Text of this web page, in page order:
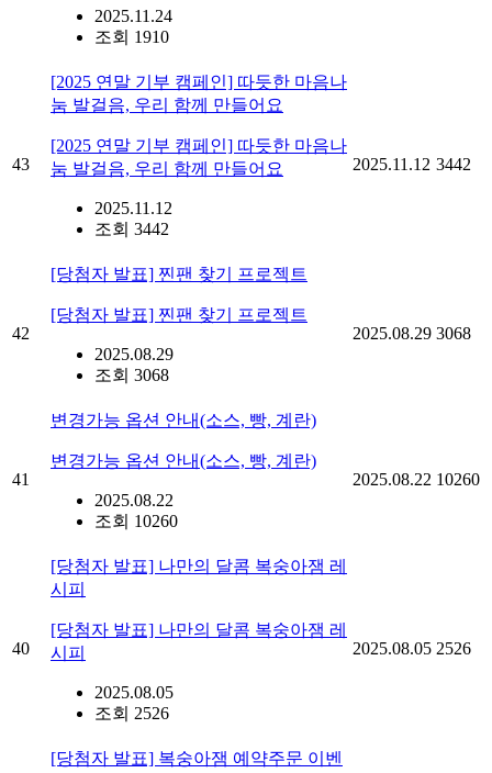
2025.11.24
조회 1910
43
[2025 연말 기부 캠페인] 따듯한 마음나
눔 발걸음, 우리 함께 만들어요
[2025 연말 기부 캠페인] 따듯한 마음나
눔 발걸음, 우리 함께 만들어요
2025.11.12
조회 3442
2025.11.12 3442
42
[당첨자 발표] 찐팬 찾기 프로젝트
[당첨자 발표] 찐팬 찾기 프로젝트
2025.08.29
조회 3068
2025.08.29 3068
41
변경가능 옵션 안내(소스, 빵, 계란)
변경가능 옵션 안내(소스, 빵, 계란)
2025.08.22
조회 10260
2025.08.22 10260
40
[당첨자 발표] 나만의 달콤 복숭아잼 레
시피
[당첨자 발표] 나만의 달콤 복숭아잼 레
시피
2025.08.05
조회 2526
2025.08.05 2526
[당첨자 발표] 복숭아잼 예약주문 이벤